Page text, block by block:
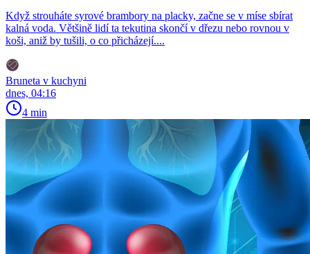
Když strouháte syrové brambory na placky, začne se v míse sbírat
kalná voda. Většině lidí ta tekutina skončí v dřezu nebo rovnou v
koši, aniž by tušili, o co přicházejí....
Bruneta v kuchyni
dnes, 04:16
4 min